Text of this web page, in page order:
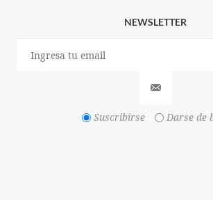
NEWSLETTER
Suscribirse Darse de